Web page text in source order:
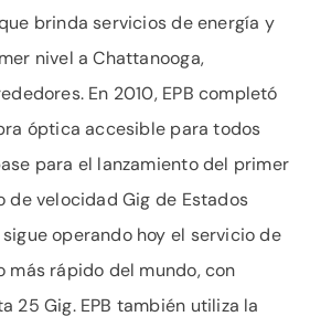
brinda servicios de energía y
nivel a Chattanooga,
En 2010, EPB completó
óptica accesible para todos
para el lanzamiento del primer
de velocidad Gig de Estados
operando hoy el servicio de
más rápido del mundo, con
25 Gig. EPB también utiliza la